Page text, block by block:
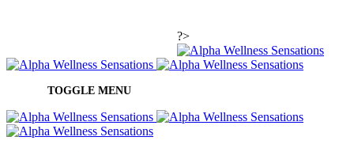
?>
TOGGLE MENU